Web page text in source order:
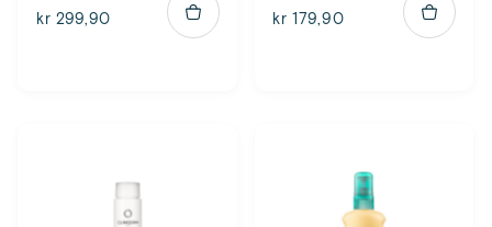
kr 299,90 kr 179,90